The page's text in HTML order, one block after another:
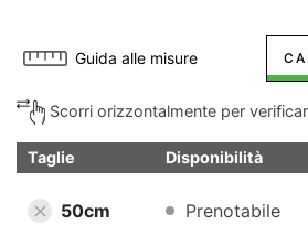
Guida alle misure
Scorri orizzontalmente per
Taglie Disponibilità
50cm Prenotabile